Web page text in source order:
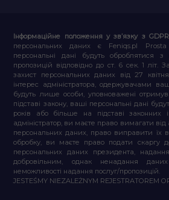
Інформаційне положення у зв’язку з GDPR
персональних даних є Feniqs.pl
персональні дані будуть оброблятися
пропозицій відповідно до ст. 6 сек. 1 літ.
захист персональних даних від 27
інтерес адміністратора, одержувачами
будуть лише особи, уповноважені
підставі закону, ваші персональні дані
років або більше на підставі законних
адміністратор, ви маєте право вимагати від
персональних даних, право виправити їх
обробку, ви маєте право подати скаргу
персональних даних президента,
добровільним, однак ненадання
неможливості надання послуг/пропозицій.
JESTEŚMY NIEZALEŻNYM REJESTRATOREM